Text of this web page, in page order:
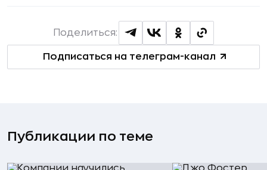
Подписаться на телеграм-канал
Поделиться:
Публикации по теме